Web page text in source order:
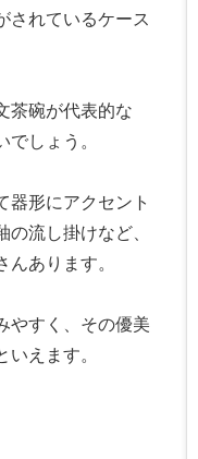
されているケース
茶碗が代表的な
でしょう。
器形にアクセント
流し掛けなど、
あります。
やすく、その優美
えます。